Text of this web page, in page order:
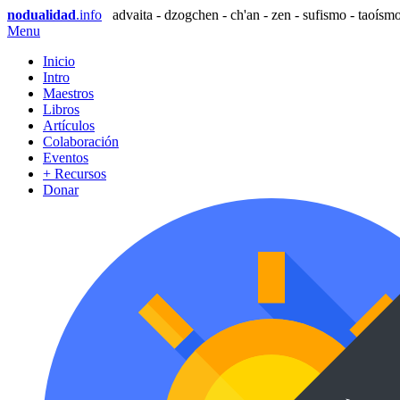
nodualidad.info
advaita - dzogchen - ch'an - zen - sufismo -
Menu
Inicio
Intro
Maestros
Libros
Artículos
Colaboración
Eventos
+ Recursos
Donar